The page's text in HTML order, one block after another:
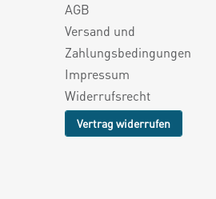
AGB
Versand und
Zahlungsbedingungen
Impressum
Widerrufsrecht
Vertrag widerrufen